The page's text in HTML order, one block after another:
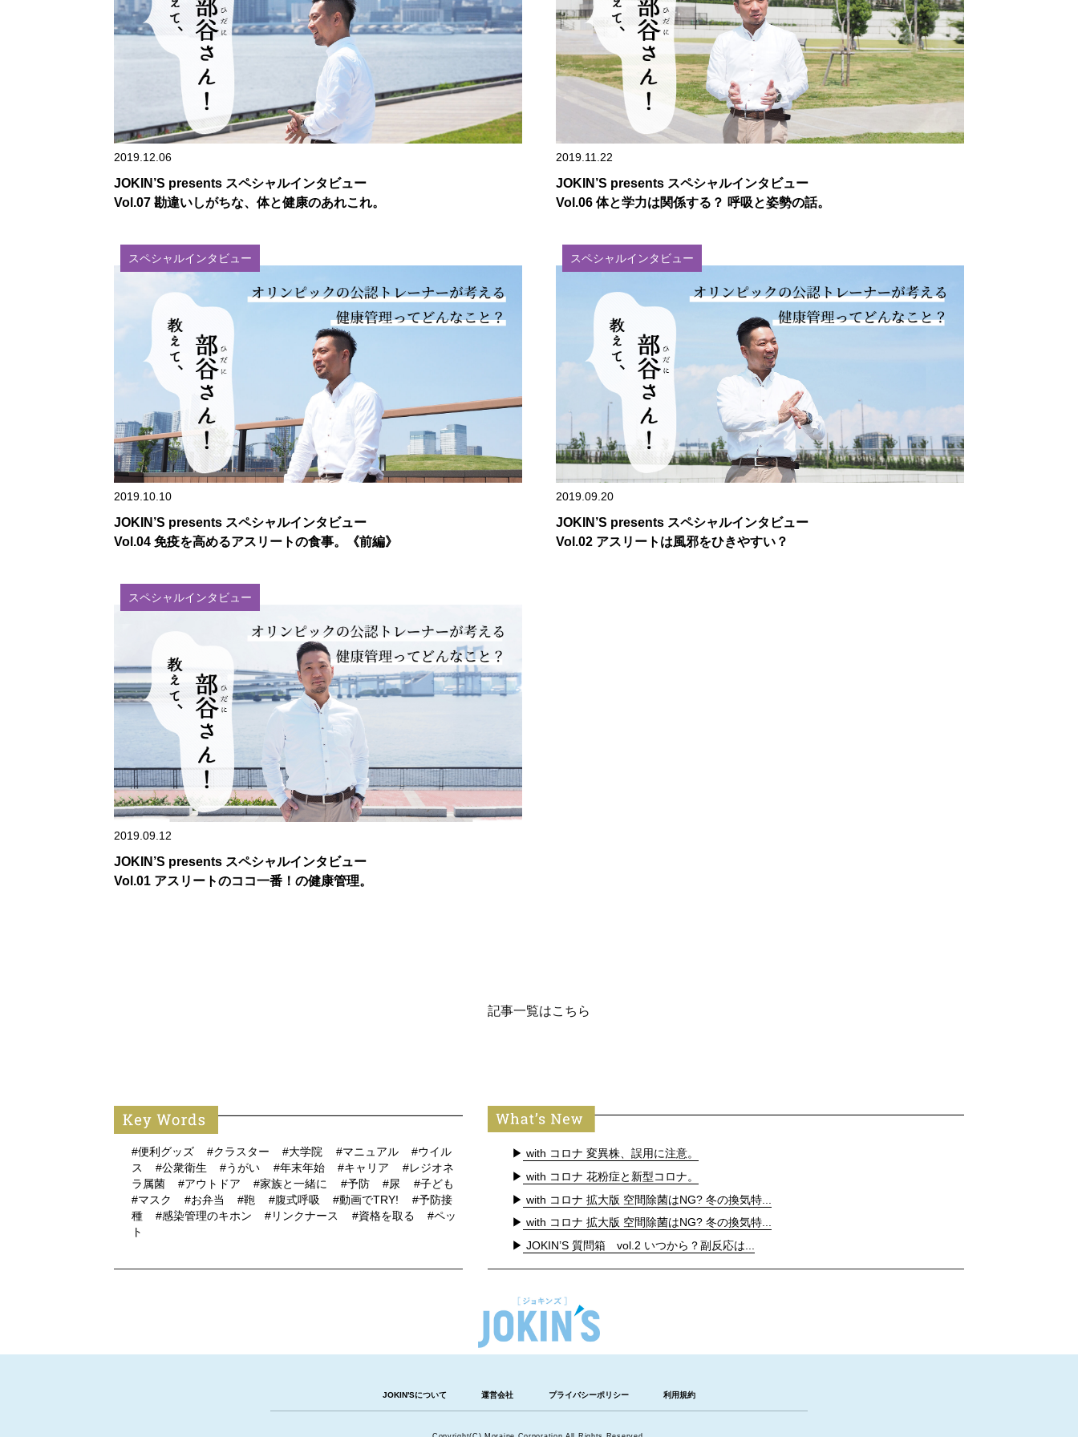
2019.12.06
JOKIN’S presents スペシャルインタビュー
Vol.07 勘違いしがちな、体と健康のあれこれ。
2019.11.22
JOKIN’S presents スペシャルインタビュー
Vol.06 体と学力は関係する？ 呼吸と姿勢の話。
スペシャルインタビュー
2019.10.10
JOKIN’S presents スペシャルインタビュー
Vol.04 免疫を高めるアスリートの食事。《前編》
スペシャルインタビュー
2019.09.20
JOKIN’S presents スペシャルインタビュー
Vol.02 アスリートは風邪をひきやすい？
スペシャルインタビュー
2019.09.12
JOKIN’S presents スペシャルインタビュー
Vol.01 アスリートのココ一番！の健康管理。
記事一覧はこちら
#便利グッズ #クラスター #大学院 #マニュアル
#ウイル
ス
#公衆衛生 #うがい #年末年始 #キャリア
#レジオネ
ラ属菌
#アウトドア #家族と一緒に #予防 #尿
#子ども
#マスク
#お弁当 #鞄 #腹式呼吸 #動画でTRY!
#予防接
種
#感染管理のキホン #リンクナース #資格を取る
#ペッ
ト
▶ with コロナ 変異株、誤用に注意。
▶ with コロナ 花粉症と新型コロナ。
▶ with コロナ 拡大版 空間除菌はNG? 冬の換気特...
▶ with コロナ 拡大版 空間除菌はNG? 冬の換気特...
▶ JOKIN’S 質問箱 vol.2 いつから？副反応は...
JOKIN'Sについて 運営会社 プライバシーポリシー 利用規約